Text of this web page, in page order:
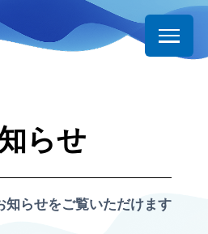
らせ
知らせをご覧いただけます